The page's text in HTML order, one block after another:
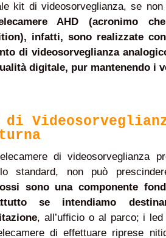
kit di videosorveglianza, se
AHD (acronimo
infatti, sono realizzate
di videosorveglianza
digitale, pur mantenendo i
di videosorveglianza
standard, non può
sono una componente
se intendiamo
, all’ufficio o al parco; i
di effettuare riprese